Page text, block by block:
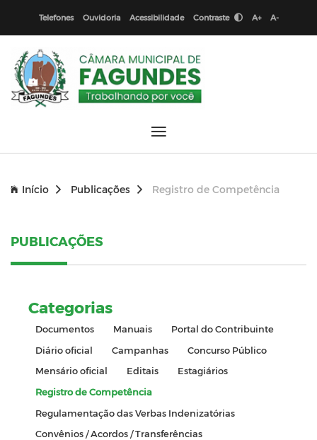
Telefones Ouvidoria Acessibilidade Contraste A+ A-
Início Publicações Registro de Competência
PUBLICAÇÕES
Categorias
Documentos Manuais
Portal do Contribuinte
Diário oficial
Campanhas
Concurso Público
Mensário oficial
Editais
Estagiários
Registro de Competência
Regulamentação das Verbas Indenizatórias
Convênios / Acordos / Transferências